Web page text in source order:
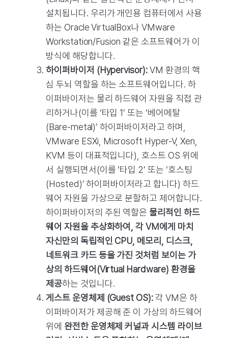
설치됩니다. 우리가 개인용 컴퓨터에서 사용
하는 Oracle VirtualBox나 VMware
Workstation/Fusion 같은 소프트웨어가 이
방식에 해당합니다.
하이퍼바이저 (Hypervisor):VM 환경의 핵
심 두뇌 역할을 하는 소프트웨어입니다. 하
이퍼바이저는 물리 하드웨어 자원을 직접 관
리하거나(이를 ‘타입 1’ 또는 ‘베어메탈
(Bare-metal)’ 하이퍼바이저라고 하며,
VMware ESXi, Microsoft Hyper-V, Xen,
KVM 등이 대표적입니다), 호스트 OS 위에
서 실행되면서(이를 ‘타입 2’ 또는 ‘호스팅
(Hosted)’ 하이퍼바이저라고 합니다) 하드
웨어 자원을 가상으로 분할하고 제어합니다.
하이퍼바이저의 주된 역할은물리적인 하드
웨어 자원을 추상화하여, 각 VM에게 마치
자신만의 독립적인 CPU, 메모리, 디스크,
네트워크 카드 등을 가진 것처럼 보이는 가
상의 하드웨어(Virtual Hardware) 환경을
제공하는 것입니다.
게스트 운영체제 (Guest OS):각 VM은 하
이퍼바이저가 제공해 준 이 가상의 하드웨어
위에 완전한 운영체제 커널과 시스템 라이브